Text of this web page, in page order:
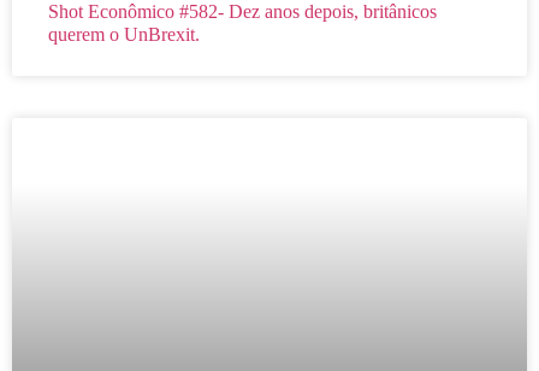
Shot Econômico #582- Dez anos depois, britânicos
querem o UnBrexit.